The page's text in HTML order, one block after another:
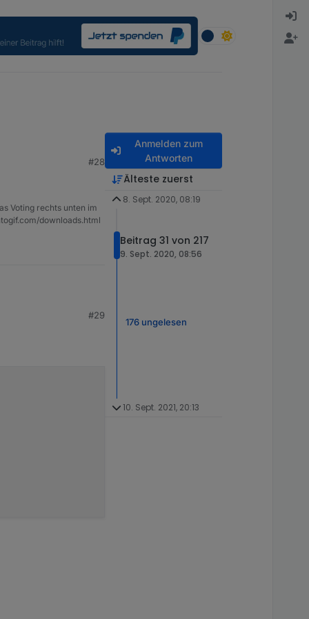
#28
Voting rechts unten im
downloads.html
#29
Anmelden zum
Antworten
Älteste zuerst
8. Sept. 2020, 08:19
Beitrag 31 von 217
9. Sept. 2020, 08:56
176 ungelesen
10. Sept. 2021, 20:13